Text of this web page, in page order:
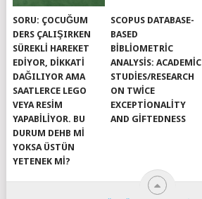
SORU: ÇOCUĞUM
DERS ÇALIŞIRKEN
SÜREKLI HAREKET
EDIYOR, DIKKATI
DAĞILIYOR AMA
SAATLERCE LEGO
VEYA RESIM
YAPABILIYOR. BU
DURUM DEHB MI
YOKSA ÜSTÜN
YETENEK MI?
SCOPUS DATABASE-
BASED
BIBLIOMETRIC
ANALYSIS: ACADEMIC
STUDIES/RESEARCH
ON TWICE
EXCEPTIONALITY
AND GIFTEDNESS